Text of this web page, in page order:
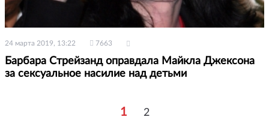
24 марта 2019, 13:22 7663
Барбара Стрейзанд оправдала Майкла Джексона
за сексуальное насилие над детьми
1 2